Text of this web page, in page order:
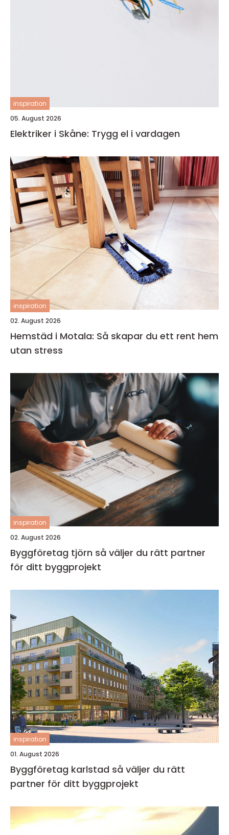
inspiration
05. August 2026
Elektriker i Skåne: Trygg el i vardagen
inspiration
02. August 2026
Hemstäd i Motala: Så skapar du ett rent hem
utan stress
inspiration
02. August 2026
Byggföretag tjörn så väljer du rätt partner
för ditt byggprojekt
inspiration
01. August 2026
Byggföretag karlstad så väljer du rätt
partner för ditt byggprojekt